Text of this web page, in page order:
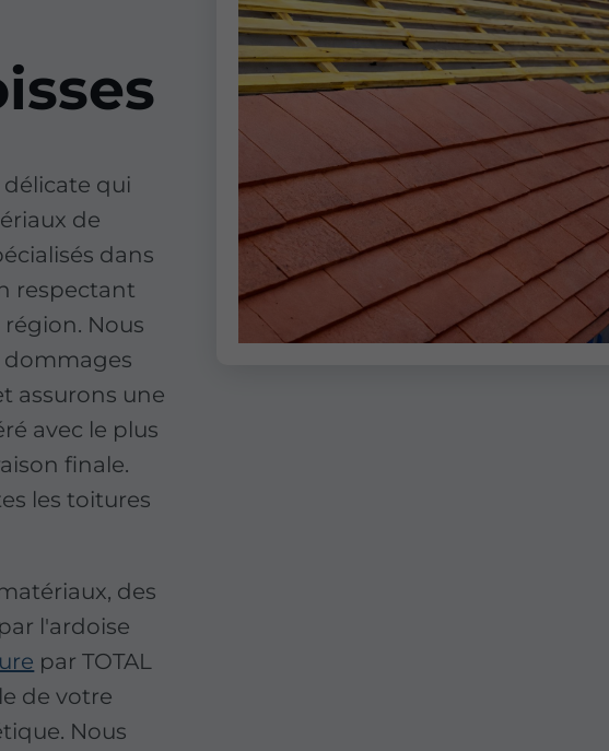
qui
de
dans
respectant
Nous
dommages
assurons une
avec le plus
finale.
les toitures
des
l'ardoise
par TOTAL
de votre
Nous